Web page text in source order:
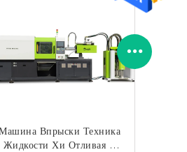
Впрыски Техника
Жидкости Хи Отливая В